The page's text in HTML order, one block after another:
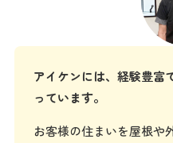
アイケンには、経験豊富
っています。
お客様の住まいを屋根や